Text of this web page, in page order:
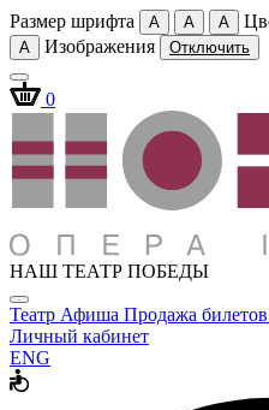
Размер шрифта A A A
A
Изображения Отключить
0
НАШ ТЕАТР ПОБЕДЫ
Театр Афиша Продажа билетов
Личный кабинет
ENG